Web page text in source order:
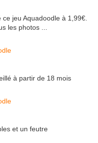
jeu Aquadoodle à 1,99€.
les photos ...
à partir de 18 mois
et un feutre